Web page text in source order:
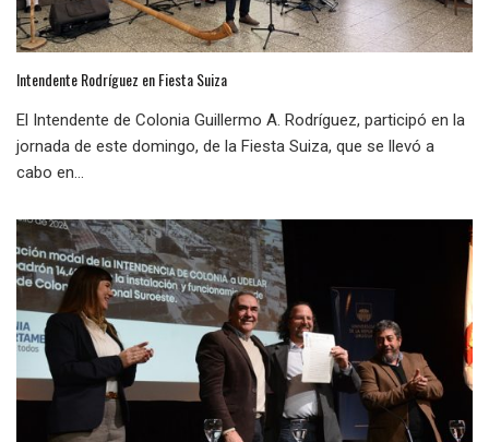
Intendente Rodríguez en Fiesta Suiza
El Intendente de Colonia Guillermo A. Rodríguez, participó en la
jornada de este domingo, de la Fiesta Suiza, que se llevó a
cabo en...